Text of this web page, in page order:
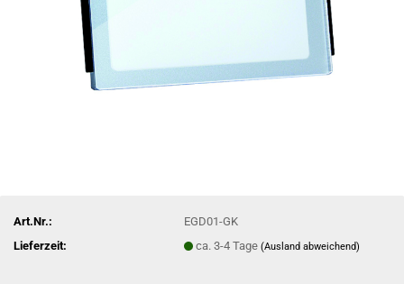
Art.Nr.:
EGD01-GK
Lieferzeit:
ca. 3-4 Tage(Ausland abweichend)